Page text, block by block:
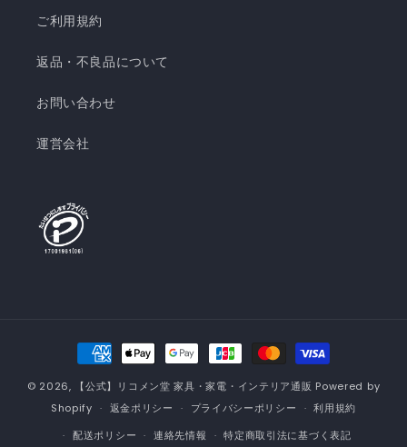
ご利用規約
返品・不良品について
お問い合わせ
運営会社
決
済
方
法
© 2026, 【公式】リコメン堂 家具・家電・インテリア通販 Powered by
Shopify
返金ポリシー プライバシーポリシー
利用規約
配送ポリシー
連絡先情報 特定商取引法に基づく表記